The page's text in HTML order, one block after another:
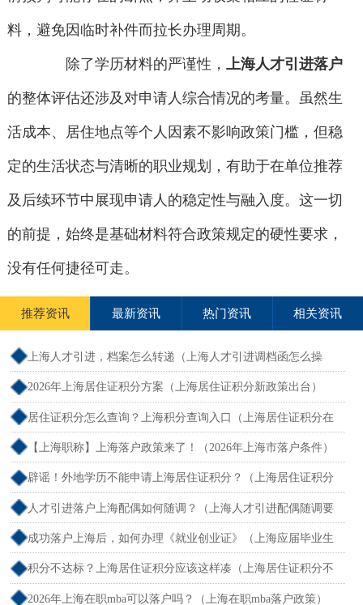
料，避免因临时补件而拉长办理周期。
除了学历材料的严谨性，上海人才引进落户
的整体评估还涉及对申请人综合情况的考量。虽然生
活成本、居住地点等个人因素不影响政策门槛，但稳
定的生活状态与清晰的职业规划，有助于在单位推荐
及后续环节中展现申请人的稳定性与融入度。这一切
的前提，始终是基础材料符合政策规定的硬性要求，
没有任何捷径可走。
推荐资讯 最新资讯 热门资讯 相关资讯
上海人才引进，档案怎么转递（上海人才引进调档函怎么操
作）
2026年上海居住证积分方案（上海居住证积分新政策出台）
居住证积分怎么查询？上海积分查询入口（上海居住证积分在
哪查）
【上海职称】上海落户政策来了！（2026年上海市落户条件）
辟谣！外地学历不能申请上海居住证积分？（上海居住证积分
外地大专可以吗）
人才引进落户上海配偶如何随调？（上海人才引进配偶随调要
求）
成功落户上海后，如何办理《就业创业证》（上海应届毕业生
创业落户）
积分不达标？上海居住证积分应该这样凑（上海居住证积分不
够怎么办）
2026年上海在职mba可以落户吗？（上海在职mba落户政策）